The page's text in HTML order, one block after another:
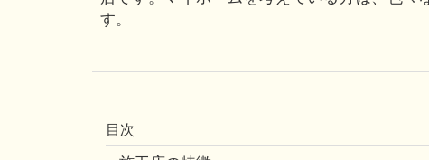
す。
目次